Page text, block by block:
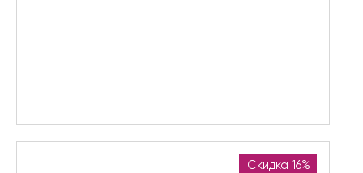
Скидка 16%